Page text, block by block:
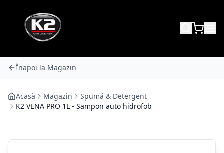
Înapoi la Magazin
Acasă Magazin
Spumă & Detergent
K2 VENA PRO 1L - Șampon auto hidrofob